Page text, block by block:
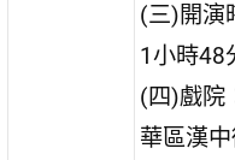
(三)開演
1小時48
(四)戲院
華區漢